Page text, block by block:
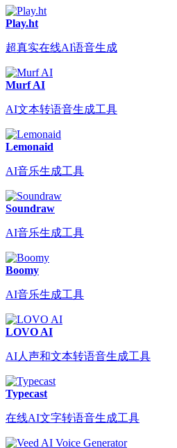
Play.ht
超真实在线AI语音生成
Murf AI
AI文本转语音生成工具
Lemonaid
AI音乐生成工具
Soundraw
AI音乐生成工具
Boomy
AI音乐生成工具
LOVO AI
AI人声和文本转语音生成工具
Typecast
在线AI文字转语音生成工具